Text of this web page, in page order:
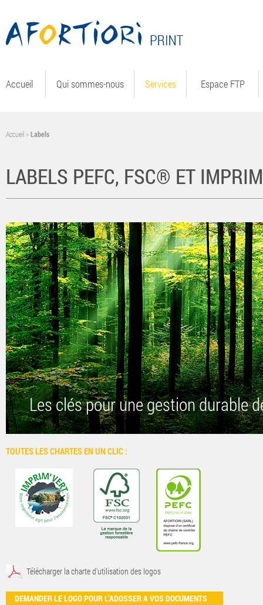
Accueil Qui sommes-nous Services Espace FTP
Accueil >Labels
LABELS PEFC, FSC® ET
Les clés pour une gestion durable
TOUTES LES CHARTES EN UN CLIC :
Télécharger la charte d'utilisation des logos
DEMANDER LE LOGO POUR L’ADOSSER A VOS DOCUMENTS